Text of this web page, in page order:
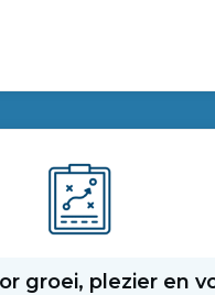
groei, plezier en